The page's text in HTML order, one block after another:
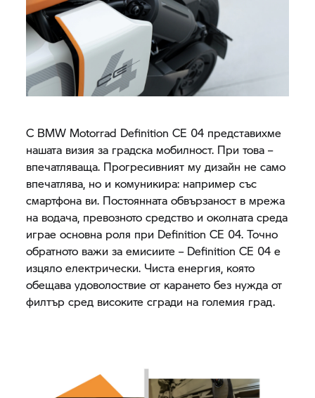
С BMW Motorrad Definition CE 04 представихме
нашата визия за градска мобилност. При това –
впечатляваща. Прогресивният му дизайн не само
впечатлява, но и комуникира: например със
смартфона ви. Постоянната обвързаност в мрежа
на водача, превозното средство и околната среда
играе основна роля при Definition CE 04. Точно
обратното важи за емисиите – Definition CE 04 е
изцяло електрически. Чиста енергия, която
обещава удоволоствие от карането без нужда от
филтър сред високите сгради на големия град.